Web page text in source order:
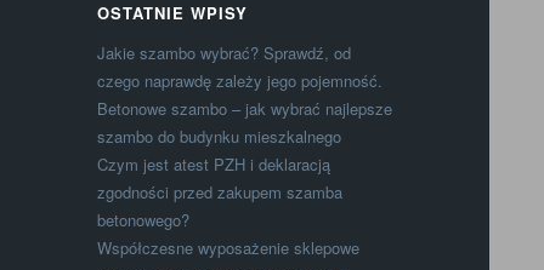
OSTATNIE WPISY
Jakie szambo wybrać? Sprawdź, od
czego naprawdę zależy jego pojemność.
Betonowe szambo – jak wybrać najlepsze
szambo do budynku mieszkalnego
Czym jest atest PZH i deklaracją
zgodności przed zakupem szamba
betonowego?
Współczesne wyposażenie sklepowe